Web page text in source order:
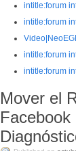
intitle:forum
intitle:forum
intitle:forum
intitle:forum
Mover el